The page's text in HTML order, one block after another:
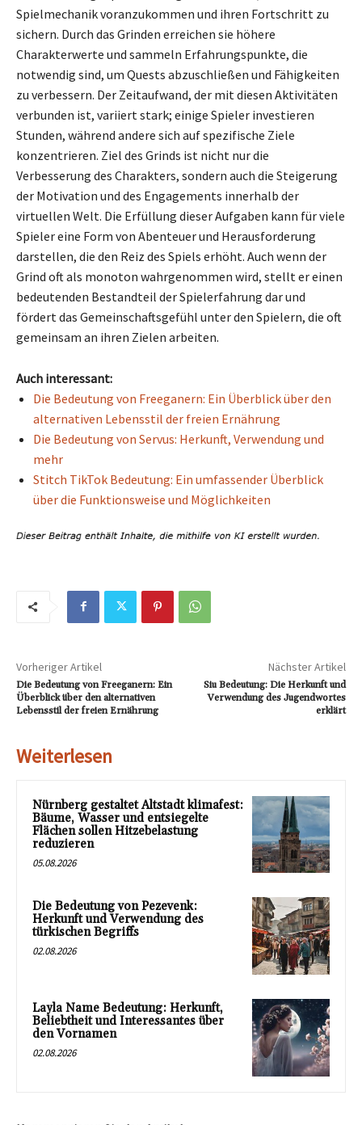
Spielmechanik voranzukommen und ihren Fortschritt zu
sichern. Durch das Grinden erreichen sie höhere
Charakterwerte und sammeln Erfahrungspunkte, die
notwendig sind, um Quests abzuschließen und Fähigkeiten
zu verbessern. Der Zeitaufwand, der mit diesen Aktivitäten
verbunden ist, variiert stark; einige Spieler investieren
Stunden, während andere sich auf spezifische Ziele
konzentrieren. Ziel des Grinds ist nicht nur die
Verbesserung des Charakters, sondern auch die Steigerung
der Motivation und des Engagements innerhalb der
virtuellen Welt. Die Erfüllung dieser Aufgaben kann für viele
Spieler eine Form von Abenteuer und Herausforderung
darstellen, die den Reiz des Spiels erhöht. Auch wenn der
Grind oft als monoton wahrgenommen wird, stellt er einen
bedeutenden Bestandteil der Spielerfahrung dar und
fördert das Gemeinschaftsgefühl unter den Spielern, die oft
gemeinsam an ihren Zielen arbeiten.
Auch interessant:
Die Bedeutung von Freeganern: Ein Überblick über den
alternativen Lebensstil der freien Ernährung
Die Bedeutung von Servus: Herkunft, Verwendung und
mehr
Stitch TikTok Bedeutung: Ein umfassender Überblick
über die Funktionsweise und Möglichkeiten
Vorheriger Artikel
Die Bedeutung von Freeganern: Ein
Überblick über den alternativen
Lebensstil der freien Ernährung
Nächster Artikel
Siu Bedeutung: Die Herkunft und
Verwendung des Jugendwortes
erklärt
Weiterlesen
Nürnberg gestaltet Altstadt klimafest:
Bäume, Wasser und entsiegelte
Flächen sollen Hitzebelastung
reduzieren
05.08.2026
Die Bedeutung von Pezevenk:
Herkunft und Verwendung des
türkischen Begriffs
02.08.2026
Layla Name Bedeutung: Herkunft,
Beliebtheit und Interessantes über
den Vornamen
02.08.2026